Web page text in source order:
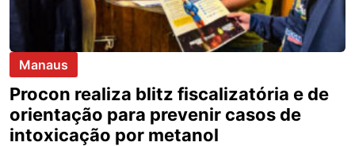
Manaus
Procon realiza blitz fiscalizatória e de
orientação para prevenir casos de
intoxicação por metanol